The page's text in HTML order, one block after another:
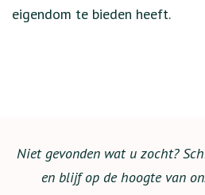
eigendom te bieden heeft.
Niet gevonden wat u zocht?
en blijf op de hoogte van